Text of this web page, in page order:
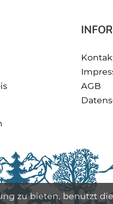
AGB
zu bieten, benutzt